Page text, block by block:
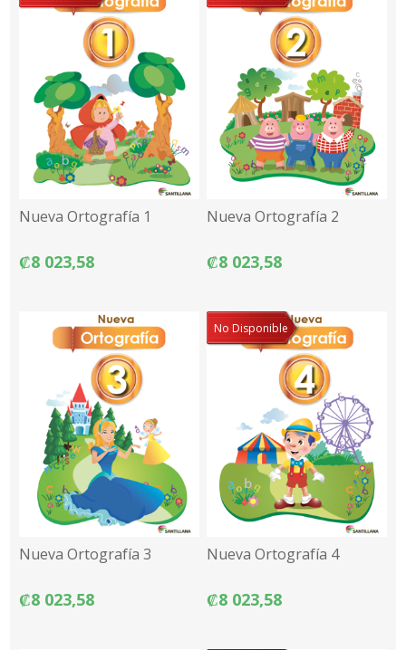
Nueva Ortografía 1
₡8 023,58
Nueva Ortografía 2
₡8 023,58
Nueva Ortografía 3
₡8 023,58
No Disponible
Nueva Ortografía 4
₡8 023,58